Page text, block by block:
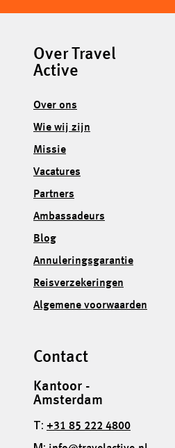
Over Travel
Active
Over ons
Wie wij zijn
Missie
Vacatures
Partners
Ambassadeurs
Blog
Annuleringsgarantie
Reisverzekeringen
Algemene voorwaarden
Contact
Kantoor -
Amsterdam
T: +31 85 222 4800